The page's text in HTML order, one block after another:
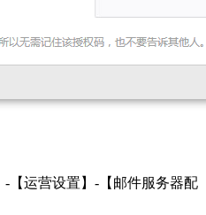
【运营设置】-【邮件服务器配